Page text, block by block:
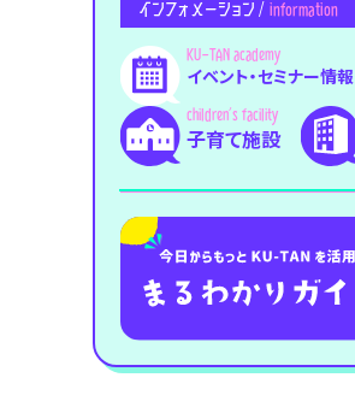
インフォメーション / information
イベント・セミナー情報
子育て施設